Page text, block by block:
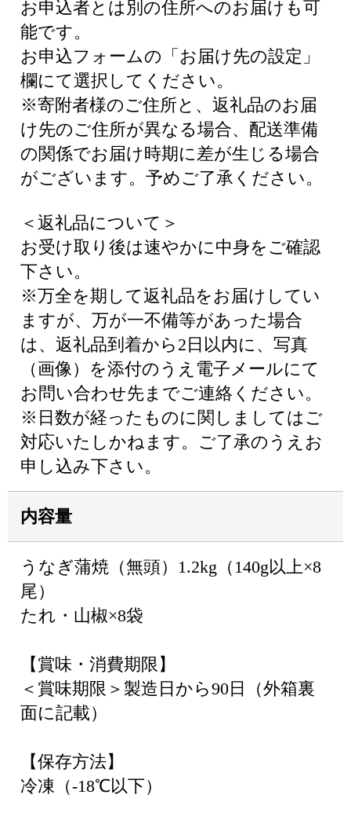
お申込者とは別の住所へのお届けも可
能です。
お申込フォームの「お届け先の設定」
欄にて選択してください。
※寄附者様のご住所と、返礼品のお届
け先のご住所が異なる場合、配送準備
の関係でお届け時期に差が生じる場合
がございます。予めご了承ください。
＜返礼品について＞
お受け取り後は速やかに中身をご確認
下さい。
※万全を期して返礼品をお届けしてい
ますが、万が一不備等があった場合
は、返礼品到着から2日以内に、写真
（画像）を添付のうえ電子メールにて
お問い合わせ先までご連絡ください。
※日数が経ったものに関しましてはご
対応いたしかねます。ご了承のうえお
申し込み下さい。
内容量
うなぎ蒲焼（無頭）1.2kg（140g以上×8
尾）
たれ・山椒×8袋
【賞味・消費期限】
＜賞味期限＞製造日から90日（外箱裏
面に記載）
【保存方法】
冷凍（-18℃以下）